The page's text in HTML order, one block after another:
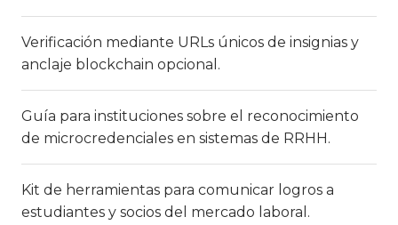
Verificación mediante URLs únicos de insignias y
anclaje blockchain opcional.
Guía para instituciones sobre el reconocimiento
de microcredenciales en sistemas de RRHH.
Kit de herramientas para comunicar logros a
estudiantes y socios del mercado laboral.